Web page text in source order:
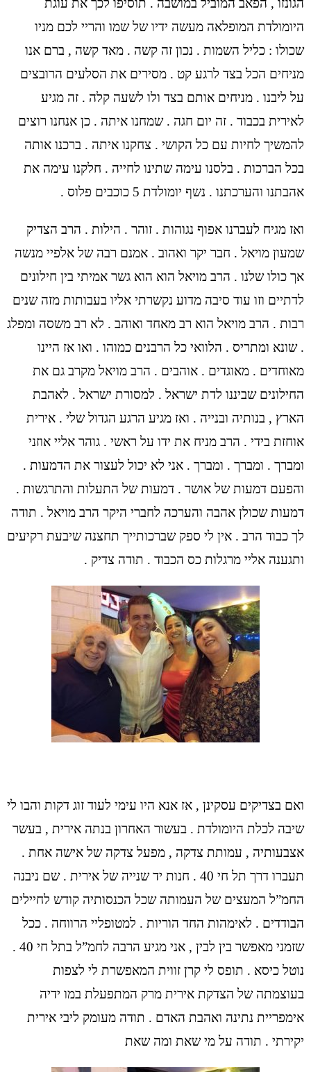
היומולדת המופלאה מעשה ידיו של שמו והריי לכם מניו
שכולו : כליל השמות . נכון זה קשה . מאד קשה , ברם אנו
מניחים הכל בצד לרגע קט . מסירים את הסלעים הרובצים
על ליבנו . מניחים אותם בצד ולו לשעה קלה . זה מגיע
לאירית בכבוד . זה יום חגה . שמחנו איתה . כן אנחנו רוצים
להמשיך לחיות עם כל הקושי . צחקנו איתה . ברכנו אותה
בכל הברכות . בלסנו עימה שתינו לחייה . חלקנו עימה את
אהבתנו והערכתנו . נשף יומולדת 5 כוכבים פלוס .
ואז מגיח לעברנו אפוף נגוהות . זוהר . הילות . הרב הצדיק
שמעון מויאל . חבר יקר ואהוב . אמנם רבה של אלפיי מנשה
אך כולו שלנו . הרב מויאל הוא הוא גשר אמיתי בין חילונים
לדתיים וזו עוד סיבה מדוע נקשרתי אליו בעבותות מזה שנים
רבות . הרב מויאל הוא רב מאחד ואוהב . לא רב משסה ומפלג
. שונא ומתריס . הלוואי כל הרבנים כמוהו . ואו אז היינו
מאוחדים . מאוגדים . אוהבים . הרב מויאל מקרב גם את
החילונים שביננו לדת ישראל . למסורת ישראל . לאהבת
הארץ , בנותיה ובנייה . ואז מגיע הרגע הגדול שלי . אירית
אוחזת בידי . הרב מניח את ידו על ראשי . גוהר אליי אוזני
ומברך . ומברך . ומברך . אני לא יכול לעצור את הדמעות .
והפעם דמעות של אושר . דמעות של התעלות והתרגשות .
דמעות שכולן אהבה והערכה לחברי היקר הרב מויאל . תודה
לך כבוד הרב . אין לי ספק שברכותייך תחצנה שיבעת רקיעים
ותגענה אליי מרגלות כס הכבוד . תודה צדיק .
ואם בצדיקים עסקינן , אז אנא היו עימי לעוד זוג דקות והבו לי
שיבה לכלת היומולדת . בעשור האחרון בנתה אירית , בעשר
אצבעותיה , עמותת צדקה , מפעל צדקה של אישה אחת .
תעברו דרך תל חי 40 . חנות יד שנייה של אירית . שם ניבנה
החמ”ל המעצים של העמותה שכל הכנסותיה קודש לחיילים
הבודדים . לאימהות החד הוריות . למטופליי הרווחה . ככל
שזמני מאפשר בין לבין , אני מגיע הרבה לחמ”ל בתל חי 40 .
נוטל כיסא . תופס לי קרן זווית המאפשרת לי לצפות
בעוצמתה של הצדקת אירית מרק המתפעלת במו ידיה
אימפריית נתינה ואהבת האדם . תודה מעומק ליבי אירית
יקירתי . תודה על מי שאת ומה שאת